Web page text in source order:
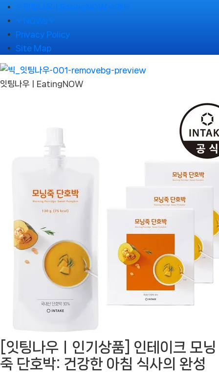
Skip
to
content
🌹잇팅나우ㅣEatingNOW 소개🌹
🌹NOWs🌹
Privacy Policy
Site Map
잇팅나우ㅣEatingNOW
[잇팅나우ㅣ인기상품] 인테이크 모닝
죽 단호박: 건강한 아침 식사의 완성